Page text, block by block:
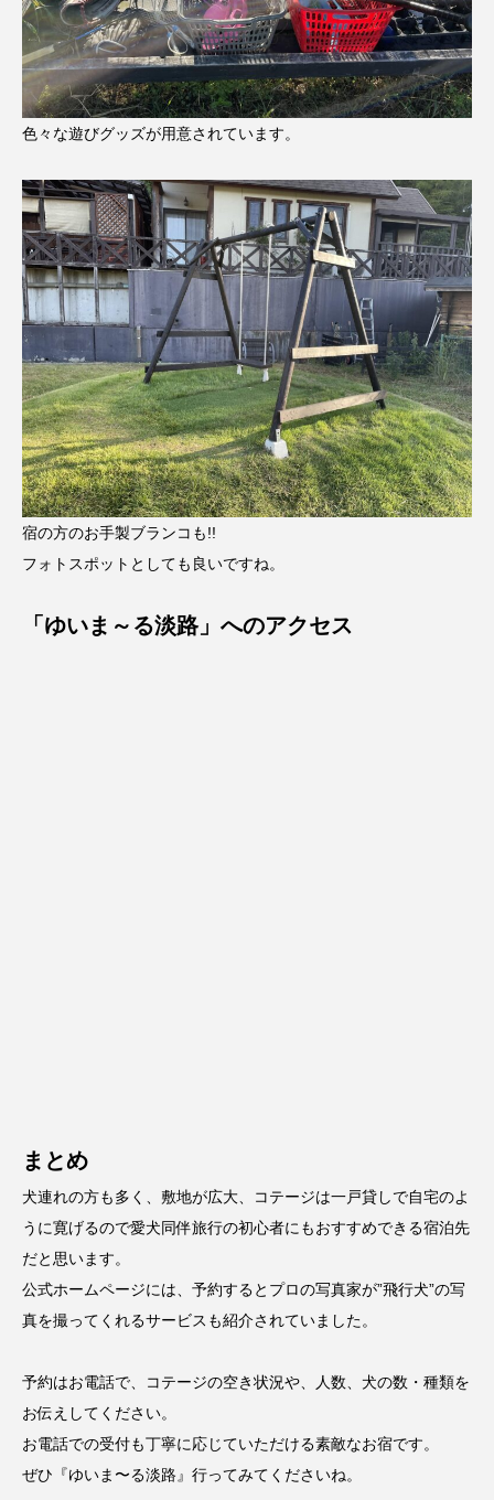
色々な遊びグッズが用意されています。
宿の方のお手製ブランコも!!
フォトスポットとしても良いですね。
「ゆいま～る淡路」へのアクセス
まとめ
犬連れの方も多く、敷地が広大、コテージは一戸貸しで自宅のよ
うに寛げるので愛犬同伴旅行の初心者にもおすすめできる宿泊先
だと思います。
公式ホームページには、予約するとプロの写真家が”飛行犬”の写
真を撮ってくれるサービスも紹介されていました。
予約はお電話で、コテージの空き状況や、人数、犬の数・種類を
お伝えしてください。
お電話での受付も丁寧に応じていただける素敵なお宿です。
ぜひ『ゆいま〜る淡路』行ってみてくださいね。